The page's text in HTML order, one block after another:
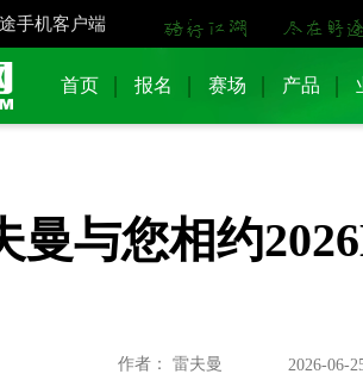
手机客户端
首页 报名 赛场 产品
曼与您相约
作者： 雷夫曼 2026-06-